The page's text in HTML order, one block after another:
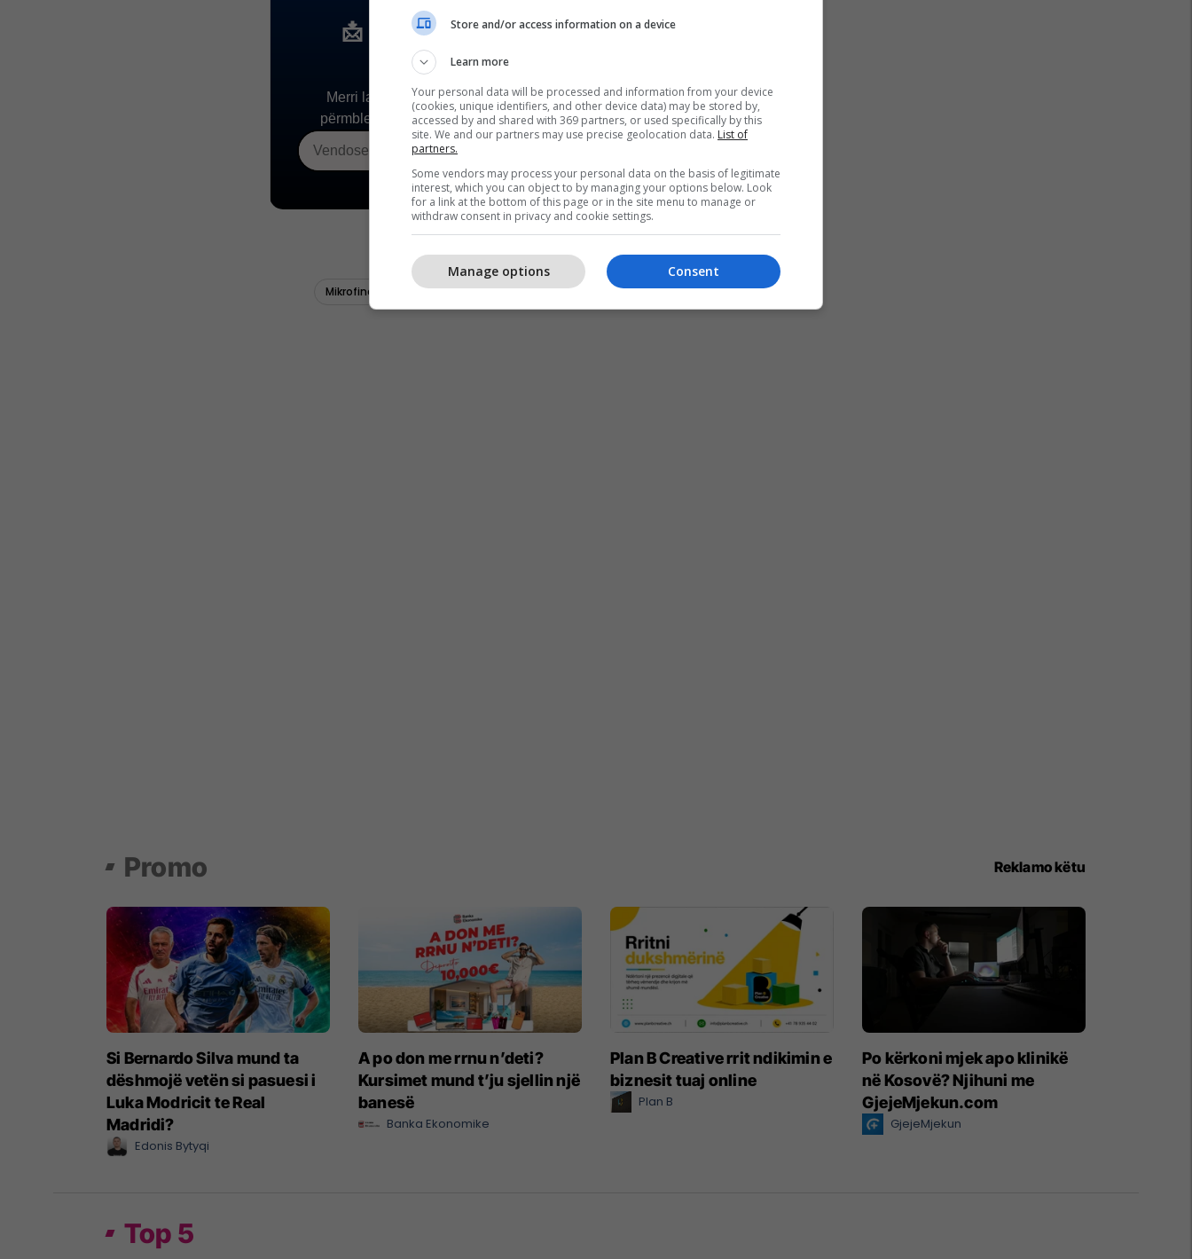
Store and/or access information on a device
Learn more
Your personal data will be processed and information from your device
(cookies, unique identifiers, and other device data) may be stored by,
accessed by and shared with 369 partners, or used specifically by this
site. We and our partners may use precise geolocation data. List of
partners.
Some vendors may process your personal data on the basis of legitimate
interest, which you can object to by managing your options below. Look
for a link at the bottom of this page or in the site menu to manage or
withdraw consent in privacy and cookie settings.
Consent
Manage options